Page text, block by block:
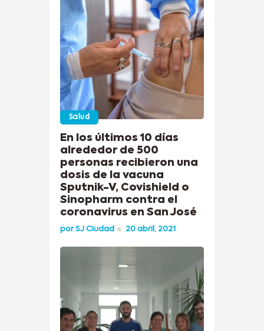
Salud
En los últimos 10 días
alrededor de 500
personas recibieron una
dosis de la vacuna
Sputnik-V, Covishield o
Sinopharm contra el
coronavirus en San José
porSJ Ciudad 20 abril, 2021